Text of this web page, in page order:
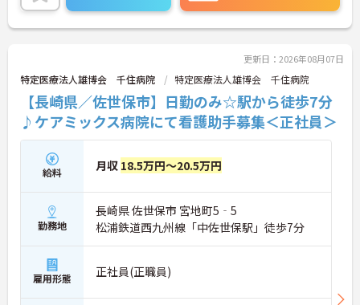
→ 多様な患者様と関わりながら経験を積めます
一人ひとりの回復過程を支える医療に携われます。
・一般病床142床、療養病床55床
・救急受入れにも対応
・リハビリテーション機能を完備
・退院支援や在宅復帰支援にも関われる
→ 幅広い病期の患者様に関わりながらスキルアップ
できます
更新日：2026年08月07日
特定医療法人雄博会 千住病院 特定医療法人雄博会 千住病院
【長崎県／佐世保市】日勤のみ☆駅から徒歩7分
♪ケアミックス病院にて看護助手募集＜正社員＞
給料 月収 18.5万円～20.5万円
勤務地
長崎県 佐世保市 宮地町5‐5
松浦鉄道西九州線「中佐世保駅」徒歩7分
雇用形態 正社員(正職員)